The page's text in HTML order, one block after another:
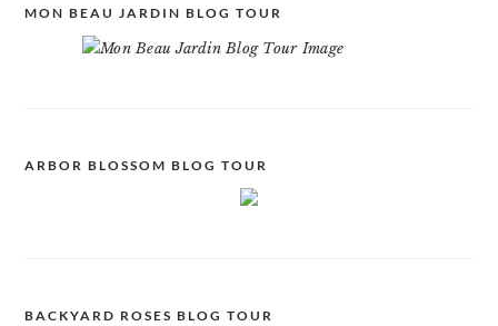
MON BEAU JARDIN BLOG TOUR
ARBOR BLOSSOM BLOG TOUR
BACKYARD ROSES BLOG TOUR